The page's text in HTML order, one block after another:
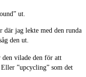
ut.
där jag lekte med den runda
den ut.
vilade den för att
”upcycling” som det